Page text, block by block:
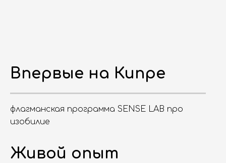
Впервые на Кипре
флагманская программа SENSE LAB про
изобилие
Живой опыт